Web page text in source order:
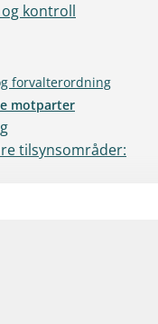
kontroll
forvalterordning
motparter
tilsynsområder: